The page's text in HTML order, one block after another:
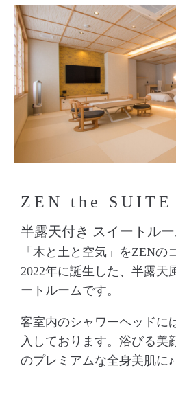
ZEN the SUITE
半露天付き スイートル
「木と土と空気」をZENの
2022年に誕生した、半露天
ートルームです。
客室内のシャワーヘッドに
入しております。浴びる美
のプレミアムな全身美肌に♪